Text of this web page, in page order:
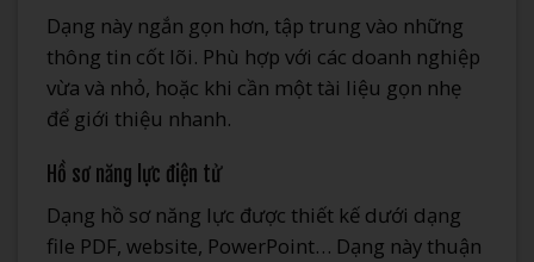
Dạng này ngắn gọn hơn, tập trung vào những
thông tin cốt lõi. Phù hợp với các doanh nghiệp
vừa và nhỏ, hoặc khi cần một tài liệu gọn nhẹ
để giới thiệu nhanh.
Hồ sơ năng lực điện tử
Dạng hồ sơ năng lực được thiết kế dưới dạng
file PDF, website, PowerPoint… Dạng này thuận